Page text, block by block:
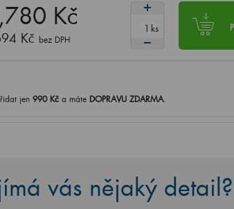
Kč
Kč bez DPH
ks
jen 990Kč a máte DOPRAVU ZDARMA.
vás nějaký detail?